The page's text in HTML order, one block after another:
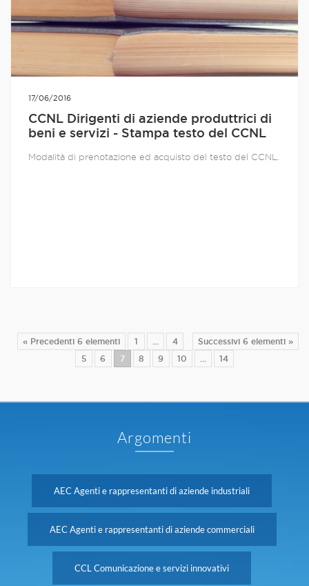
17/06/2016
CCNL Dirigenti di aziende produttrici di
beni e servizi - Stampa testo del CCNL
Modalità di prenotazione ed acquisto del testo del CCNL.
« Precedenti 6 elementi Successivi 6 elementi »
1
4
5
6 7 8 9 10 14
Argomenti
AEC Agenti e rappresentanti di aziende industriali
AEC Agenti e rappresentanti di aziende commerciali
CCL Comunicazione e servizi innovativi